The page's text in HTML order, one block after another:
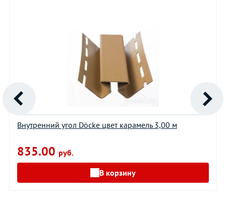
Внутренний угол Döcke цвет карамель 3,00 м
835.00 руб.
В корзину